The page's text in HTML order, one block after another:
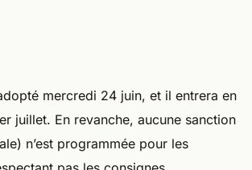
mercredi 24 juin, et il entrera en
juillet. En revanche, aucune sanction
n’est programmée pour les